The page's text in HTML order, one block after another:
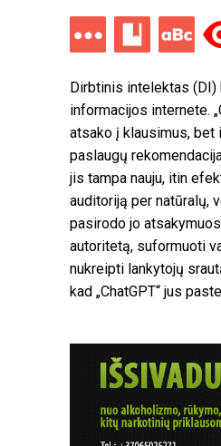
Dirbtinis intelektas
informacijos internete.
atsako į klausimus,
paslaugų
jis tampa nauju, itin
auditoriją per natūralų,
pasirodo jo
autoritetą, suformuoti
nukreipti lankytojų
kad „ChatGPT“ jus